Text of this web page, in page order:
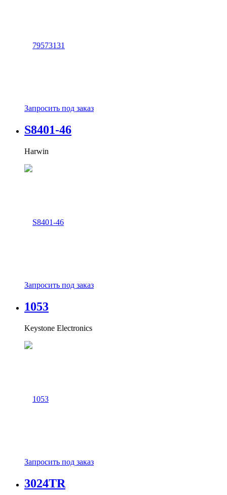
Запросить под заказ
S8401-46
Harwin
Запросить под заказ
1053
Keystone Electronics
Запросить под заказ
3024TR